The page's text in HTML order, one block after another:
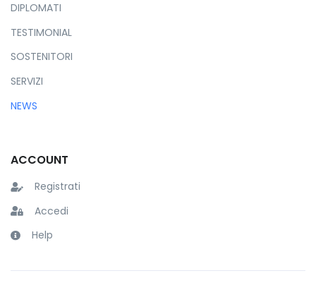
DIPLOMATI
TESTIMONIAL
SOSTENITORI
SERVIZI
NEWS
ACCOUNT
Registrati
Accedi
Help